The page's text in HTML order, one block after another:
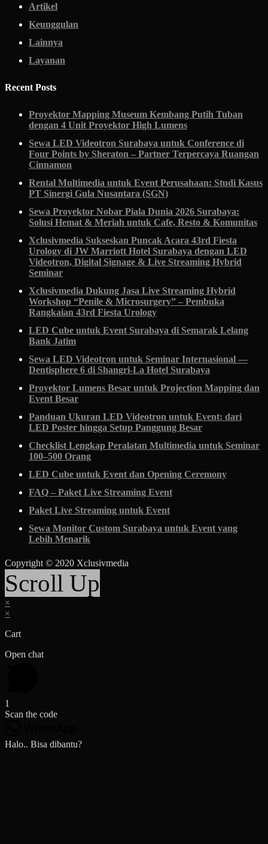
Artikel
Keunggulan
Lainnya
Layanan
Recent Posts
Proyektor Mapping Museum Kembang Putih Tuban
dengan 4 Unit Proyektor High Lumens
Sewa LED Videotron Surabaya untuk Conference di
Four Points by Sheraton – Partner Terpercaya Ruangan
Cinnamon
Rental Multimedia untuk Event Perusahaan: Studi Kasus
PT Sinergi Gula Nusantara (SGN)
Sewa Proyektor Nobar Piala Dunia 2026 Surabaya:
Solusi Hemat & Meriah untuk Cafe, Resto & Komunitas
Xclusivmedia Sukseskan Puncak Acara 43rd Fiesta
Urology di JW Marriott Hotel Surabaya dengan LED
Videotron, Digital Signage & Live Streaming Hybrid
Seminar
Xclusivmedia Dukung Jasa Live Streaming Hybrid
Workshop “Penile & Microsurgery” – Pembuka
Rangkaian 43rd Fiesta Urology
LED Cube untuk Event Surabaya di Semarak Lelang
Bank Jatim
Sewa LED Videotron untuk Seminar Internasional —
Dentisphere 6 di Shangri-La Hotel Surabaya
Proyektor Lumens Besar untuk Projection Mapping dan
Event Besar
Panduan Ukuran LED Videotron untuk Event: dari
LED Poster hingga Setup Panggung Besar
Checklist Lengkap Peralatan Multimedia untuk Seminar
100–500 Orang
LED Cube untuk Event dan Opening Ceremony
FAQ – Paket Live Streaming Event
Paket Live Streaming untuk Event
Sewa Monitor Custom Surabaya untuk Event yang
Lebih Menarik
Copyright © 2020 Xclusivmedia
Scroll Up
×
×
Cart
Open chat
1
Scan the code
Halo.. Bisa dibantu?